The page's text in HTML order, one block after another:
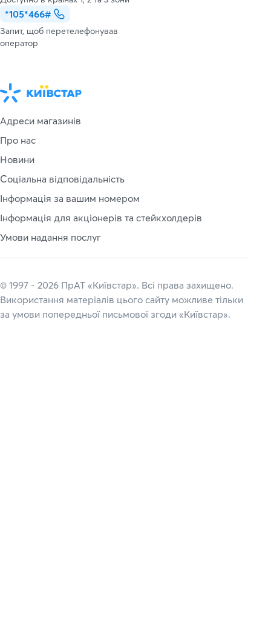
*105*466#
Запит, щоб перетелефонував
оператор
Адреси магазинів
Про нас
Новини
Соціальна відповідальність
Інформація за вашим номером
Інформація для акціонерів та стейкхолдерів
Умови надання послуг
© 1997 - 2026 ПрАТ «Київстар». Всі права захищено.
Використання матеріалів цього сайту можливе тільки
за умови попередньої письмової згоди «Київстар».